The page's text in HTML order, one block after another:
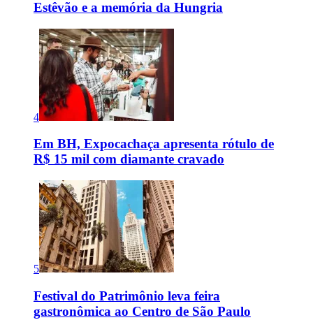
Estêvão e a memória da Hungria
4
Em BH, Expocachaça apresenta rótulo de
R$ 15 mil com diamante cravado
5
Festival do Patrimônio leva feira
gastronômica ao Centro de São Paulo